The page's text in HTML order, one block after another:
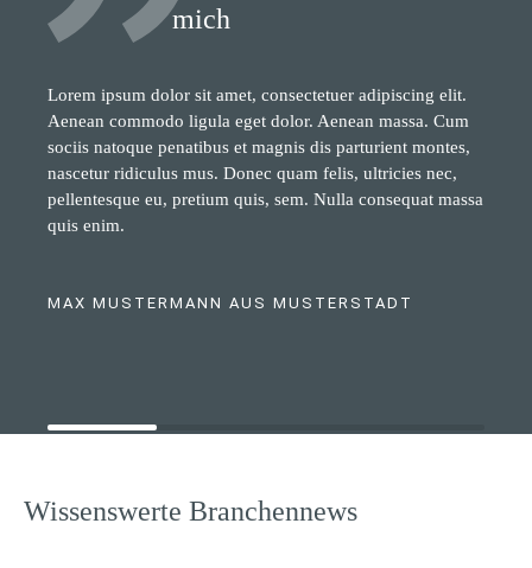
mich
Lorem ipsum dolor sit amet, consectetuer adipiscing elit.
Aenean commodo ligula eget dolor. Aenean massa. Cum
sociis natoque penatibus et magnis dis parturient montes,
nascetur ridiculus mus. Donec quam felis, ultricies nec,
pellentesque eu, pretium quis, sem. Nulla consequat massa
quis enim.
MAX MUSTERMANN AUS MUSTERSTADT
Wissenswerte Branchennews